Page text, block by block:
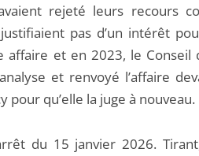
rejeté leurs recours
pas d’un intérêt
et en 2023, le Conseil
et renvoyé l’affaire
pour qu’elle la juge à nouveau.
du 15 janvier 2026.